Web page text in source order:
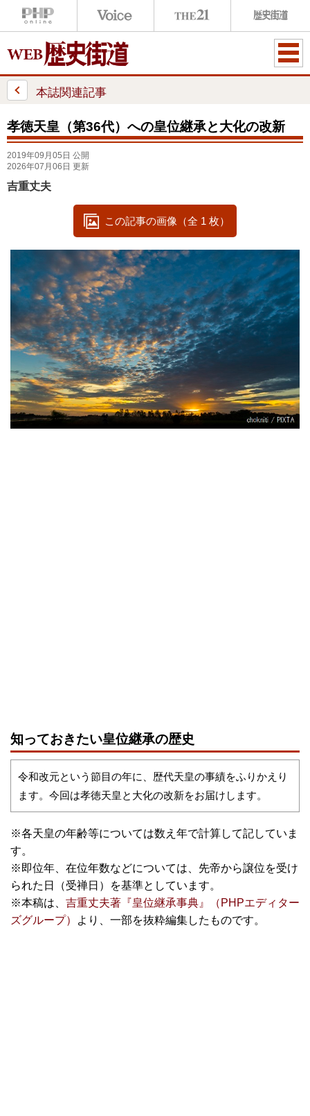
ME
本誌関連記事
孝徳天皇（第36代）への皇位継承と大化の改新
2019年09月05日 公開
2026年07月06日 更新
吉重丈夫
この記事の画像（全 1 枚）
知っておきたい皇位継承の歴史
令和改元という節目の年に、歴代天皇の事績をふりかえり
ます。今回は孝徳天皇と大化の改新をお届けします。
※各天皇の年齢等については数え年で計算して記していま
す。
※即位年、在位年数などについては、先帝から譲位を受け
られた日（受禅日）を基準としています。
※本稿は、 吉重丈夫著『皇位継承事典』（PHPエディター
ズグループ）
より、一部を抜粋編集したものです。